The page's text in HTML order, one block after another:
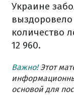
Украине
количество
12 960.
Важно!Этот
основой для